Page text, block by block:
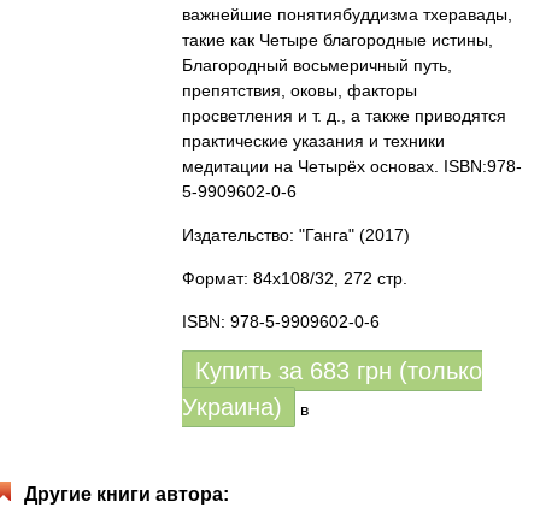
важнейшие понятиябуддизма тхеравады,
такие как Четыре благородные истины,
Благородный восьмеричный путь,
препятствия, оковы, факторы
просветления и т. д., а также приводятся
практические указания и техники
медитации на Четырёх основах. ISBN:978-
5-9909602-0-6
Издательство: "Ганга" (2017)
Формат: 84x108/32, 272 стр.
ISBN: 978-5-9909602-0-6
Купить за 683 грн (только
Украина)
в
Другие книги автора: